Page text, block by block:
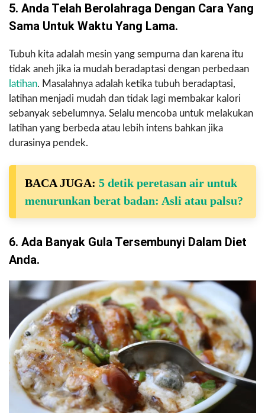
5. Anda Telah Berolahraga Dengan Cara Yang
Sama Untuk Waktu Yang Lama.
Tubuh kita adalah mesin yang sempurna dan karena itu
tidak aneh jika ia mudah beradaptasi dengan perbedaan
latihan. Masalahnya adalah ketika tubuh beradaptasi,
latihan menjadi mudah dan tidak lagi membakar kalori
sebanyak sebelumnya. Selalu mencoba untuk melakukan
latihan yang berbeda atau lebih intens bahkan jika
durasinya pendek.
BACA JUGA: 5 detik peretasan air untuk
menurunkan berat badan: Asli atau palsu?
6. Ada Banyak Gula Tersembunyi Dalam Diet
Anda.